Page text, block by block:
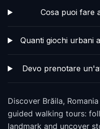
Cosa puoi fare
Quanti giochi urbani
Devo prenotare
Discover Brăila,
guided walking tours:
landmark and uncover